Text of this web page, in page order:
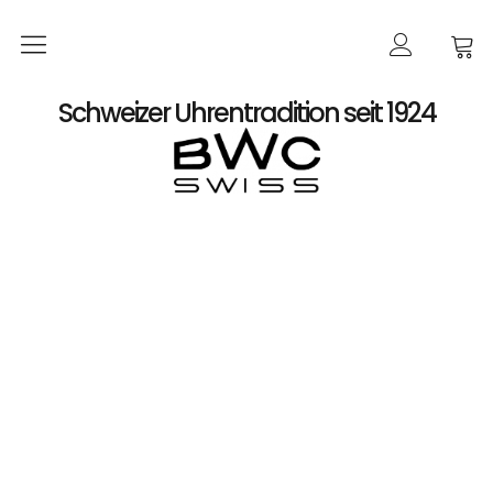
Schweizer Uhrentradition seit 1924
Startseite
Shop